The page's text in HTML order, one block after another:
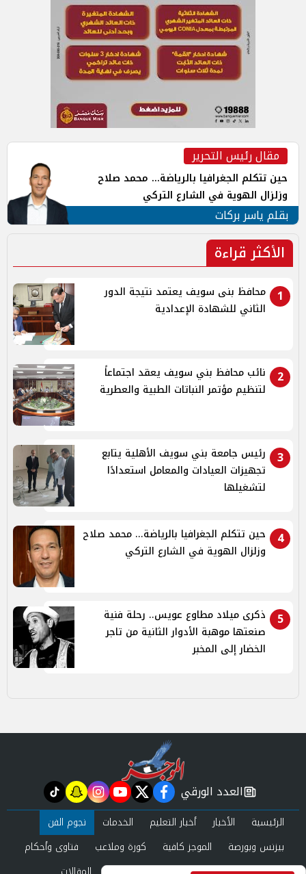
مقال رئيس التحرير
حين تتكلم الجغرافيا بالرياضة... محمد صلاح
وزلزال الهوية في الشارع التركي
بقلم ياسر بركات
الأكثر قراءة
1
محافظ بنى سويف يعتمد نتيجة الدور
الثاني للشهادة الإعدادية
2
نائب محافظ بني سويف يعقد اجتماعاً
لتنظيم مؤتمر النباتات الطبية والعطرية
3
رئيس جامعة بني سويف الأهلية يتابع
تجهيزات العيادات والمعامل استعدادًا
لتشغيلها
4
حين تتكلم الجغرافيا بالرياضة... محمد صلاح
وزلزال الهوية في الشارع التركي
5
ذكرى ميلاد مطاوع عويس.. رحلة فنية
صنعتها موهبة الأدوار الثانية من تاجر
الخضار إلى المخبر
newspaper
العدد الورقي facebook
twitter
youtube
instagram
snapchat
tiktok
الرئيسية الأخبار أخبار التعليم الخدمات
نجوم الفن
بيزنس وبورصة
الموجز كافية كورة وملاعب
فتاوى وأحكام